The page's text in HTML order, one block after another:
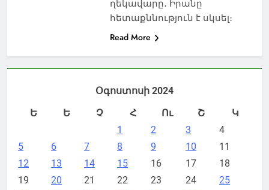
ղեկավարը․ Իրանը
հետաքննություն է սկսել։
Read More
Օգոստոսի 2024
Ե
Ե Չ Հ Ու Շ
Կ
1
2 3
4
5
6 7 8 9 10
11
12
13 14 15 16 17
18
19
20 21 22 23 24
25